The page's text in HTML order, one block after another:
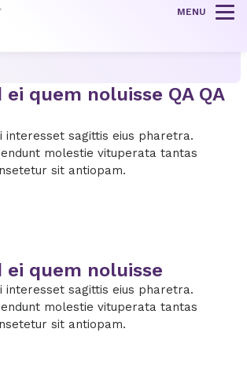
MENU
quem noluisse QA QA
interesset sagittis eius pharetra.
molestie vituperata tantas
sit antiopam.
ei quem noluisse
interesset sagittis eius pharetra.
molestie vituperata tantas
sit antiopam.